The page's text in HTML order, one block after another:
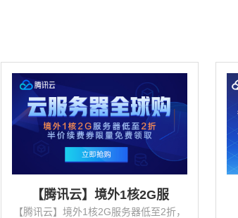
私域电商系统
适用异业，供应商，云仓，授权，代...
医院/诊所预约挂号系统
预约挂号、专家查询、排队叫号、机...
多城市招商站群
3000+城市分站，品牌关键词覆...
【腾讯云】境外1核2G服
【腾讯云】境外1核2G服务器低至2折，